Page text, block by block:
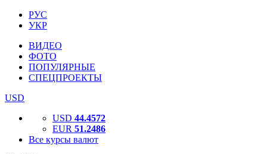
РУС
УКР
ВИДЕО
ФОТО
ПОПУЛЯРНЫЕ
СПЕЦПРОЕКТЫ
USD
USD 44.4572
EUR 51.2486
Все курсы валют